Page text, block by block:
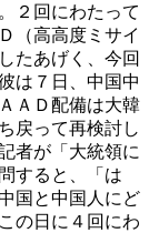
２回にわたって
（高高度ミサイ
たあげく、今回
は７日、中国中
ＡＤ配備は大韓
戻って再検討し
者が「大統領に
すると、「は
国と中国人にど
の日に４回にわ